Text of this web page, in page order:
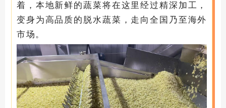
着，本地新鲜的蔬菜将在这里经过精深加工，
变身为高品质的脱水蔬菜，走向全国乃至海外
市场。